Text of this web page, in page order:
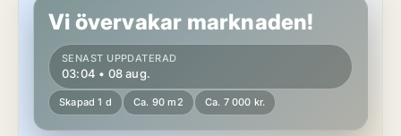
Vi övervakar marknaden!
SENAST UPPDATERAD
03:04 • 08 aug.
Skapad 1 d Ca. 90 m2 Ca. 7 000 kr.